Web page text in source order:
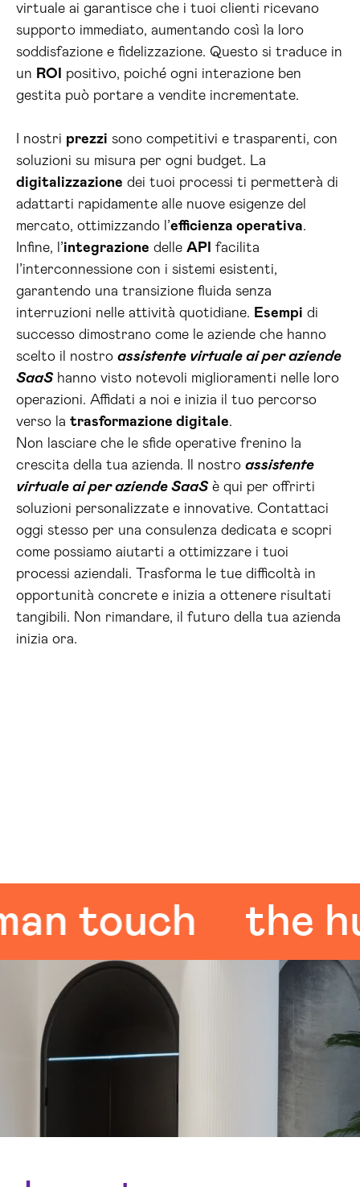
virtuale ai garantisce che i tuoi clienti ricevano
supporto immediato, aumentando così la loro
soddisfazione e fidelizzazione. Questo si traduce in
un ROI
positivo, poiché ogni interazione ben
gestita può portare a vendite incrementate.
I nostri prezzi sono competitivi e trasparenti, con
soluzioni su misura per ogni budget. La
digitalizzazione dei tuoi processi ti permetterà di
adattarti rapidamente alle nuove esigenze del
mercato, ottimizzando l’efficienza operativa.
Infine, l’integrazione delle API facilita
l’interconnessione con i sistemi esistenti,
garantendo una transizione fluida senza
interruzioni nelle attività quotidiane. Esempi di
successo dimostrano come le aziende che hanno
scelto il nostro assistente virtuale ai per aziende
SaaShanno visto notevoli miglioramenti nelle loro
operazioni. Affidati a noi e inizia il tuo percorso
verso la trasformazione digitale.
Non lasciare che le sfide operative frenino la
crescita della tua azienda. Il nostro assistente
virtuale ai per aziende SaaSè qui per offrirti
soluzioni personalizzate e innovative. Contattaci
oggi stesso per una consulenza dedicata e scopri
come possiamo aiutarti a ottimizzare i tuoi
processi aziendali. Trasforma le tue difficoltà in
opportunità concrete e inizia a ottenere risultati
tangibili. Non rimandare, il futuro della tua azienda
inizia ora.
the